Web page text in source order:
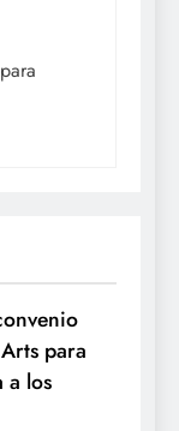
para
para
a los